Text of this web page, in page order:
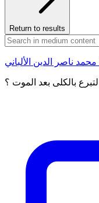
Return to results
ناصر الدين الألباني